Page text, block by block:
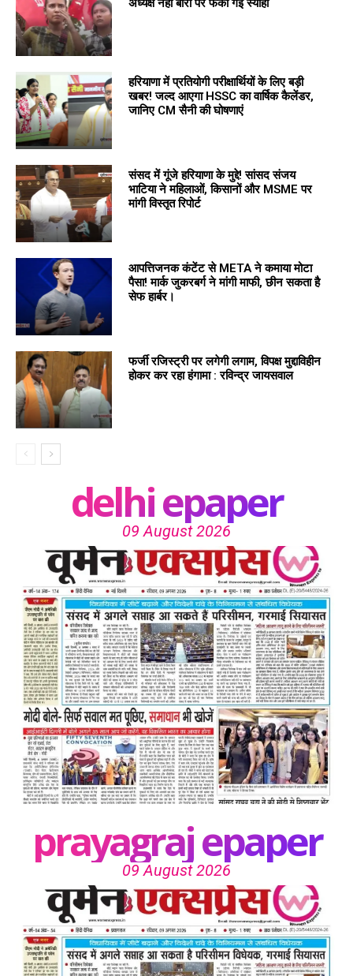
अध्यक्ष नेहा बोरा पर फेंकी गई स्याही
हरियाणा में प्रतियोगी परीक्षार्थियों के लिए बड़ी
खबर! जल्द आएगा HSSC का वार्षिक कैलेंडर,
जानिए CM सैनी की घोषणाएं
संसद में गूंजे हरियाणा के मुद्दे! सांसद संजय
भाटिया ने महिलाओं, किसानों और MSME पर
मांगी विस्तृत रिपोर्ट
आपत्तिजनक कंटेंट से META ने कमाया मोटा
पैसा! मार्क जुकरबर्ग ने मांगी माफी, छीन सकता है
सेफ हार्बर।
फर्जी रजिस्ट्री पर लगेगी लगाम, विपक्ष मुद्दाविहीन
होकर कर रहा हंगामा : रविन्द्र जायसवाल
delhi epaper
09 August 2026
prayagraj epaper
09 August 2026